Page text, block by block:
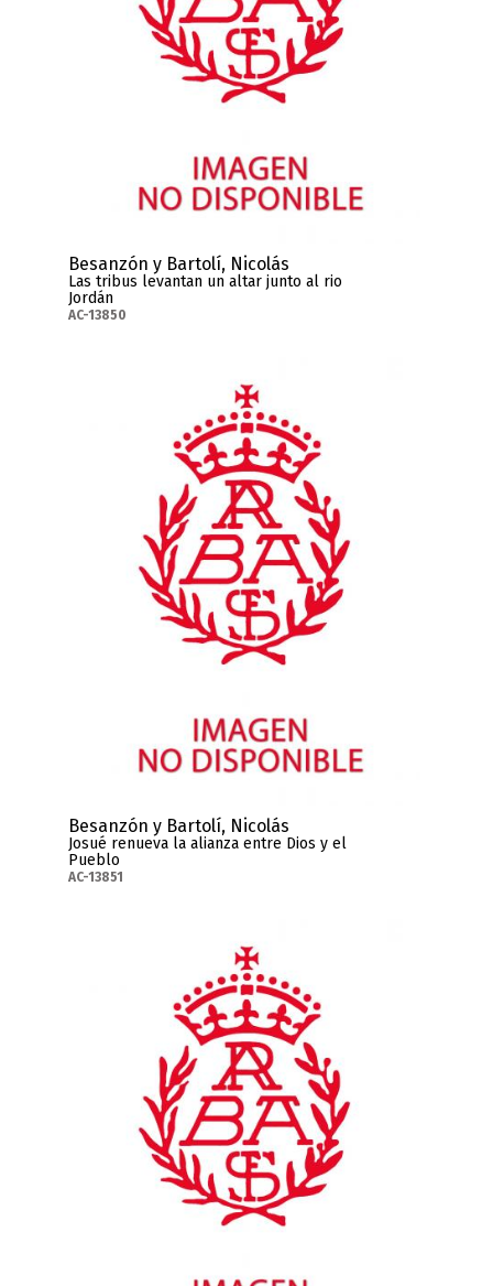
Besanzón y Bartolí, Nicolás
Las tribus levantan un altar junto al rio
Jordán
AC-13850
Besanzón y Bartolí, Nicolás
Josué renueva la alianza entre Dios y el
Pueblo
AC-13851